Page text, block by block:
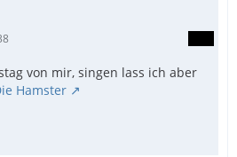
von mir, singen lass ich aber
Hamster